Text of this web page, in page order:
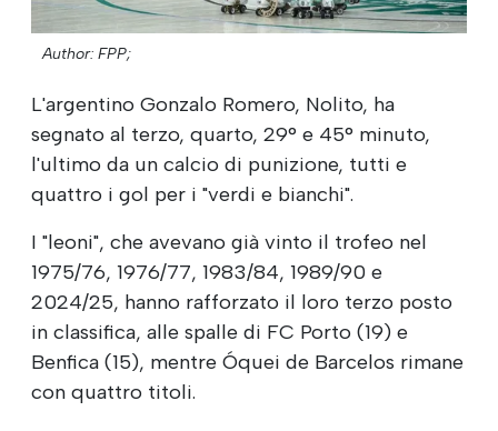
Author: FPP;
L'argentino Gonzalo Romero, Nolito, ha
segnato al terzo, quarto, 29° e 45° minuto,
l'ultimo da un calcio di punizione, tutti e
quattro i gol per i "verdi e bianchi".
I "leoni", che avevano già vinto il trofeo nel
1975/76, 1976/77, 1983/84, 1989/90 e
2024/25, hanno rafforzato il loro terzo posto
in classifica, alle spalle di FC Porto (19) e
Benfica (15), mentre Óquei de Barcelos rimane
con quattro titoli.